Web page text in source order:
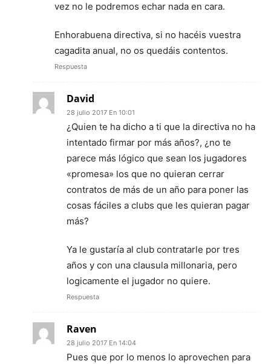
vez no le podremos echar nada en cara.
Enhorabuena directiva, si no hacéis vuestra
cagadita anual, no os quedáis contentos.
Respuesta
David
28 julio 2017 En 10:01
¿Quien te ha dicho a ti que la directiva no ha
intentado firmar por más años?, ¿no te
parece más lógico que sean los jugadores
«promesa» los que no quieran cerrar
contratos de más de un año para poner las
cosas fáciles a clubs que les quieran pagar
más?
Ya le gustaría al club contratarle por tres
años y con una clausula millonaria, pero
logicamente el jugador no quiere.
Respuesta
Raven
28 julio 2017 En 14:04
Pues que por lo menos lo aprovechen para